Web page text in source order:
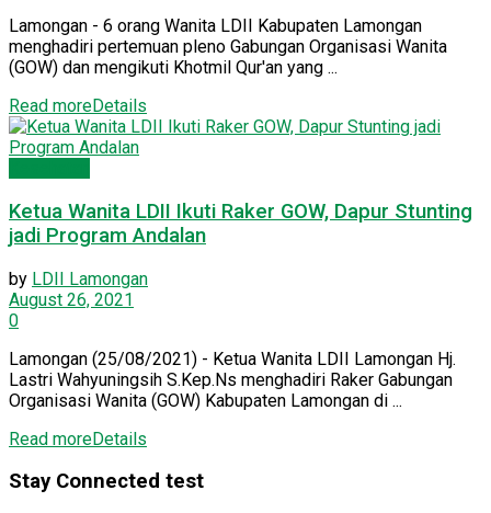
Lamongan - 6 orang Wanita LDII Kabupaten Lamongan
menghadiri pertemuan pleno Gabungan Organisasi Wanita
(GOW) dan mengikuti Khotmil Qur'an yang ...
Read moreDetails
Ketua Wanita LDII Ikuti Raker GOW, Dapur Stunting
jadi Program Andalan
by LDII Lamongan
August 26, 2021
0
Lamongan (25/08/2021) - Ketua Wanita LDII Lamongan Hj.
Lastri Wahyuningsih S.Kep.Ns menghadiri Raker Gabungan
Organisasi Wanita (GOW) Kabupaten Lamongan di ...
Read moreDetails
Stay Connected test